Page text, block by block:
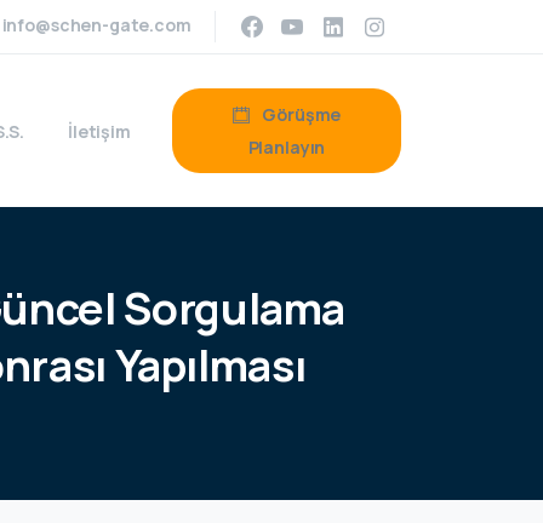
info@schen-gate.com
İletişim
Görüşme
Planlayın
Sorgulama
Yapılması